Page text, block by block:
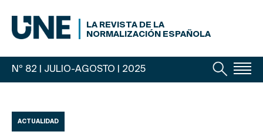
LA REVISTA DE LA
NORMALIZACIÓN ESPAÑOLA
Nº 82 | JULIO-AGOSTO | 2025
ACTUALIDAD